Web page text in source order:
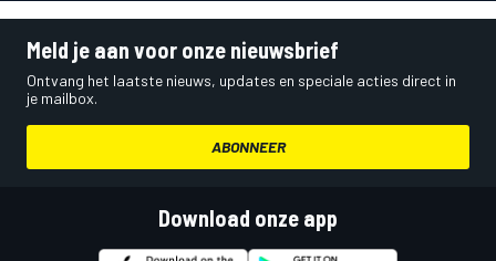
Meld je aan voor onze nieuwsbrief
Ontvang het laatste nieuws, updates en speciale acties direct in
je mailbox.
ABONNEER
Download onze app